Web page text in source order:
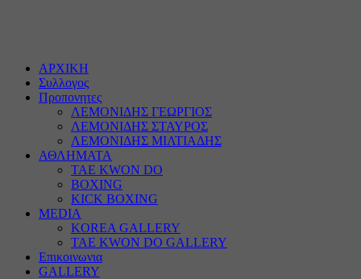
ΑΡΧΙΚΗ
Συλλογος
Προπονητες
ΛΕΜΟΝΙΔΗΣ ΓΕΩΡΓΙΟΣ
ΛΕΜΟΝΙΔΗΣ ΣΤΑΥΡΟΣ
ΛΕΜΟΝΙΔΗΣ ΜΙΛΤΙΑΔΗΣ
ΑΘΛΗΜΑΤΑ
TAE KWON DO
BOXING
KICK BOXING
MEDIA
KOREA GALLERY
TAE KWON DO GALLERY
Επικοινωνια
GALLERY